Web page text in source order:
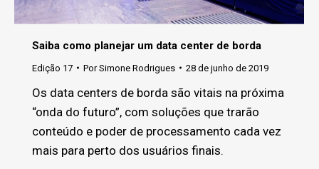
Saiba como planejar um data center de borda
Edição 17 PorSimone Rodrigues 28 de junho de 2019
Os data centers de borda são vitais na próxima
“onda do futuro”, com soluções que trarão
conteúdo e poder de processamento cada vez
mais para perto dos usuários finais.